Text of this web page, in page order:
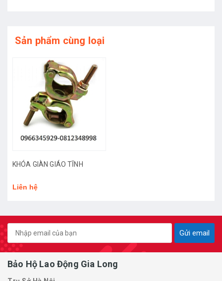
Sản phẩm cùng loại
KHÓA GIÀN GIÁO TĨNH
Liên hệ
Gửi email
Bảo Hộ Lao Động Gia Long